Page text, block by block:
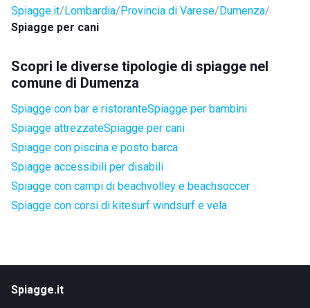
Spiagge.it Lombardia Provincia di Varese Dumenza
Spiagge per cani
Scopri le diverse tipologie di spiagge nel
comune di Dumenza
Spiagge con bar e ristoranteSpiagge per bambini
Spiagge attrezzateSpiagge per cani
Spiagge con piscina e posto barca
Spiagge accessibili per disabili
Spiagge con campi di beachvolley e beachsoccer
Spiagge con corsi di kitesurf windsurf e vela
Spiagge.it